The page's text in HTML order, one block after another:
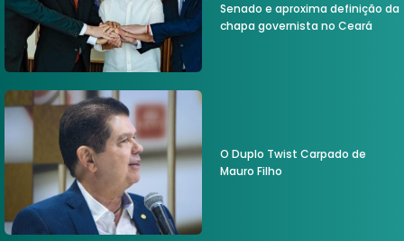
Senado e aproxima definição da
chapa governista no Ceará
O Duplo Twist Carpado de
Mauro Filho